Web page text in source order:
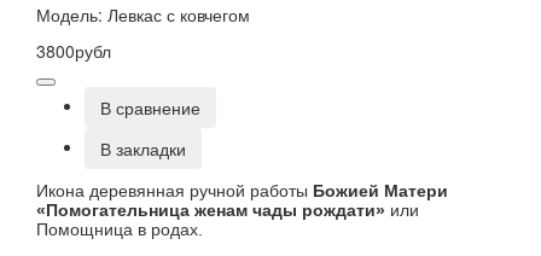
Модель: Левкас с ковчегом
3800рубл
В сравнение
В закладки
Икона деревянная ручной работы Божией Матери
«Помогательница женам чады рождати» или
Помощница в родах.